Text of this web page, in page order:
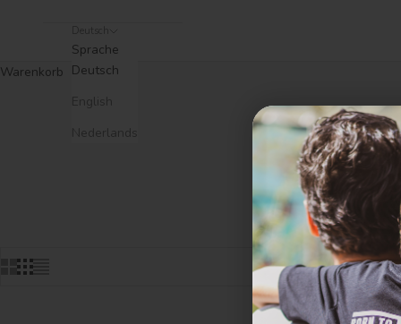
Sprache
Deutsch
Warenkorb